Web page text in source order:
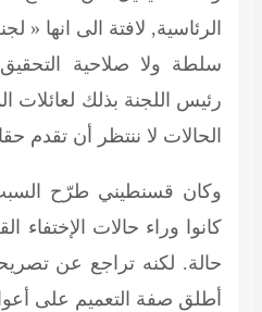
الرئاسية, لافتة الى انها «
سلطة ولا صلاحية
رئيس اللجنة بذلك
الحالات لا ننتظر أن تقدم
وكان قسنطيني طرّح السبت
كانوا وراء حالات
حالة. لكنه تراجع عن
أطلق صفة التعميم على